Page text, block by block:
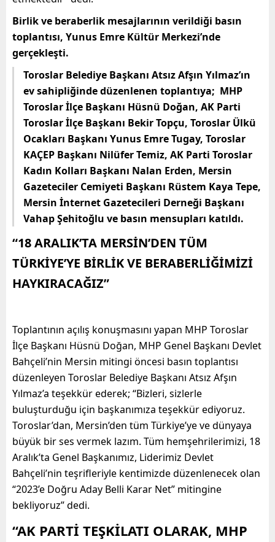
Birlik ve beraberlik mesajlarının verildiği basın
toplantısı, Yunus Emre Kültür Merkezi’nde
gerçekleşti.
Toroslar Belediye Başkanı Atsız Afşın Yılmaz’ın
ev sahipliğinde düzenlenen toplantıya; MHP
Toroslar İlçe Başkanı Hüsnü Doğan, AK Parti
Toroslar İlçe Başkanı Bekir Topçu, Toroslar Ülkü
Ocakları Başkanı Yunus Emre Tugay, Toroslar
KAÇEP Başkanı Nilüfer Temiz, AK Parti Toroslar
Kadın Kolları Başkanı Nalan Erden, Mersin
Gazeteciler Cemiyeti Başkanı Rüstem Kaya Tepe,
Mersin İnternet Gazetecileri Derneği Başkanı
Vahap Şehitoğlu ve basın mensupları katıldı.
“18 ARALIK’TA MERSİN’DEN TÜM
TÜRKİYE’YE BİRLİK VE BERABERLİĞİMİZİ
HAYKIRACAĞIZ”
Toplantının açılış konuşmasını yapan MHP Toroslar
İlçe Başkanı Hüsnü Doğan, MHP Genel Başkanı Devlet
Bahçeli’nin Mersin mitingi öncesi basın toplantısı
düzenleyen Toroslar Belediye Başkanı Atsız Afşın
Yılmaz’a teşekkür ederek; “Bizleri, sizlerle
buluşturduğu için başkanımıza teşekkür ediyoruz.
Toroslar’dan, Mersin’den tüm Türkiye’ye ve dünyaya
büyük bir ses vermek lazım. Tüm hemşehrilerimizi, 18
Aralık’ta Genel Başkanımız, Liderimiz Devlet
Bahçeli’nin teşrifleriyle kentimizde düzenlenecek olan
“2023’e Doğru Aday Belli Karar Net” mitingine
bekliyoruz” dedi.
“AK PARTİ TEŞKİLATI OLARAK, MHP